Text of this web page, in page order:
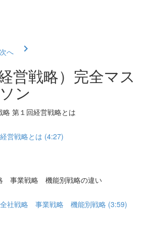
へ
営戦略）完全マス
ン
第１回経営戦略とは
営戦略とは (4:27)
事業戦略 機能別戦略の違い
社戦略 事業戦略 機能別戦略 (3:59)